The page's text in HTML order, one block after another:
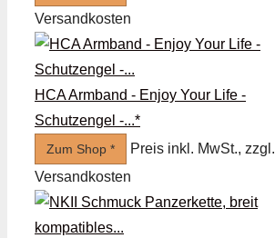
Versandkosten
HCA Armband - Enjoy Your Life -
Schutzengel -...*
Zum Shop *
Preis inkl. MwSt., zzgl.
Versandkosten